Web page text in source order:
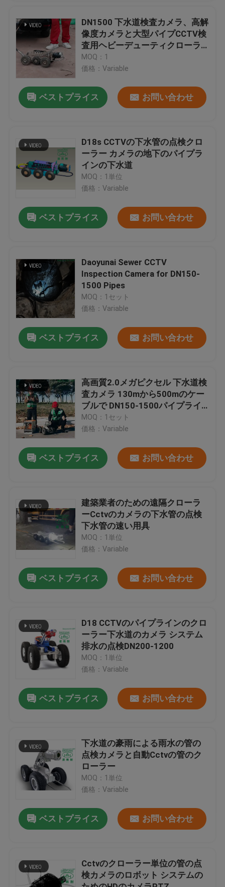
プロダクト
私達について
工場旅行
私達に連絡しなさい
ニュース
引用を要求しなさい
紫外線治されたCIPP
DN1500 下水道検査カメラ、高解
像度カメラと大型パイプCCTV検
査用ヘビーデューティクローラ
ー
MOQ：1
価格：Variable
ベストプライス お問い合わせ
D18s CCTVの下水管の点検クロ
ーラー カメラの地下のパイプラ
インの下水道
MOQ：1単位
価格：Variable
ベストプライス お問い合わせ
Daoyunai Sewer CCTV
Inspection Camera for DN150-
1500 Pipes
MOQ：1セット
価格：Variable
ベストプライス お問い合わせ
高画質2.0メガピクセル 下水道検
査カメラ 130mから500mのケー
ブルで DN150-1500パイプライ
ン検査システム
MOQ：1セット
価格：Variable
ベストプライス お問い合わせ
建築業者のための遠隔クローラ
ーCctvのカメラの下水管の点検
下水管の速い用具
MOQ：1単位
価格：Variable
ベストプライス お問い合わせ
D18 CCTVのパイプラインのクロ
ーラー下水道のカメラ システム
排水の点検DN200-1200
MOQ：1単位
価格：Variable
ベストプライス お問い合わせ
下水道の豪雨による雨水の管の
点検カメラと自動Cctvの管のク
ローラー
MOQ：1単位
価格：Variable
ベストプライス お問い合わせ
Cctvのクローラー単位の管の点
検カメラのロボット システムの